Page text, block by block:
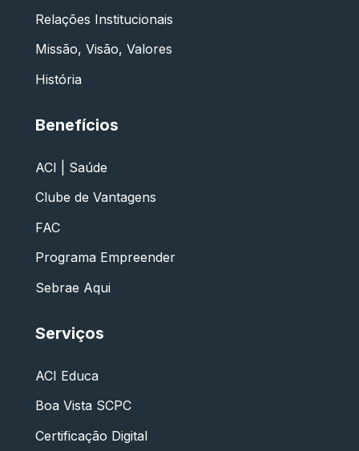
Relações Institucionais
Missão, Visão, Valores
História
Benefícios
ACI | Saúde
Clube de Vantagens
FAC
Programa Empreender
Sebrae Aqui
Serviços
ACI Educa
Boa Vista SCPC
Certificação Digital